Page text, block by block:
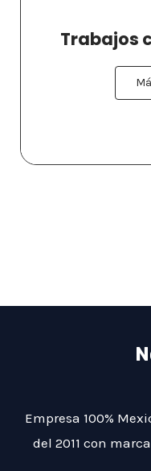
Trabajos
Empresa 100%
del 2011 con